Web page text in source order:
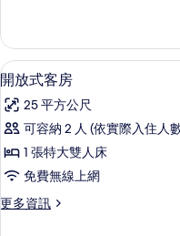
1
張
特
大
雙
人
床
的
開
放
式
客
房,
特
大
人
顯
示
開
放
式
房
7
開放式客房
25 平方公尺
可容納 2 人 (依實際入住人
1 張特大雙人床
免費無線上網
更多資訊
更